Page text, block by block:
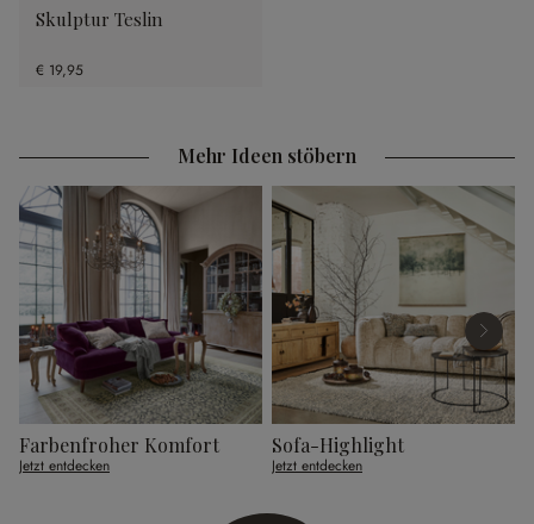
Skulptur Teslin
€ 19,95
Mehr Ideen stöbern
Farbenfroher Komfort
Jetzt entdecken
Sofa-Highlight
Jetzt entdecken